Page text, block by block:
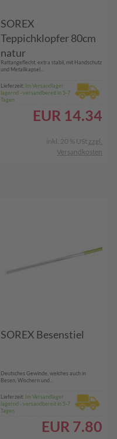
SOREX
Teppichklopfer 80cm
natur
Rattangeflecht, extra stabil, mit Handschutz
und Metallkapsel...
Lieferzeit: Im Versandlager
lagernd - versandbereit in 5-7
Tagen
EUR 14.34
inkl. 20 % USt zzgl.
Versandkosten
SOREX Besenstiel
Deutsches Gewinde, welches auch in
Besen, Wischern und...
Lieferzeit: Im Versandlager
lagernd - versandbereit in 5-7
Tagen
EUR 7.80